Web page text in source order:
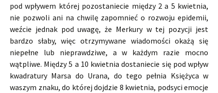
pod wpływem której pozostaniecie między 2 a 5 kwietnia,
nie pozwoli ani na chwilę zapomnieć o rozwoju epidemii,
weźcie jednak pod uwagę, że Merkury w tej pozycji jest
bardzo słaby, więc otrzymywane wiadomości okażą się
niepełne lub nieprawdziwe, a w każdym razie mocno
wątpliwe. Między 5 a 10 kwietnia dostaniecie się pod wpływ
kwadratury Marsa do Urana, do tego pełnia Księżyca w
waszym znaku, do której dojdzie 8 kwietnia, podsyci emocje